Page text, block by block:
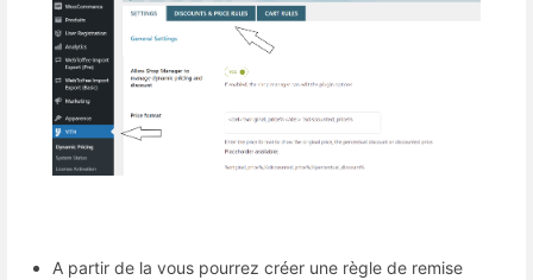
A partir de la vous pourrez créer une règle de remise